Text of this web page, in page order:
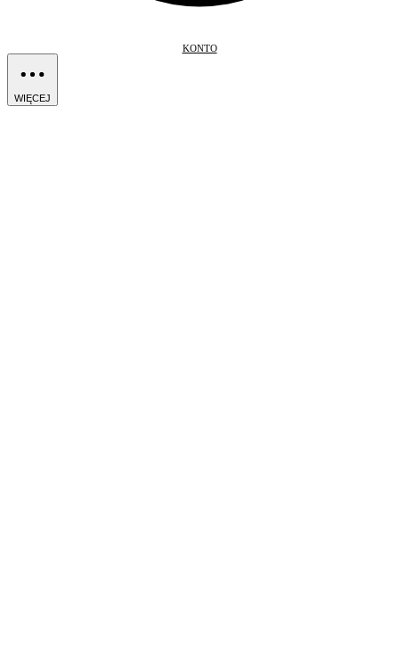
KONTO
WIĘCEJ